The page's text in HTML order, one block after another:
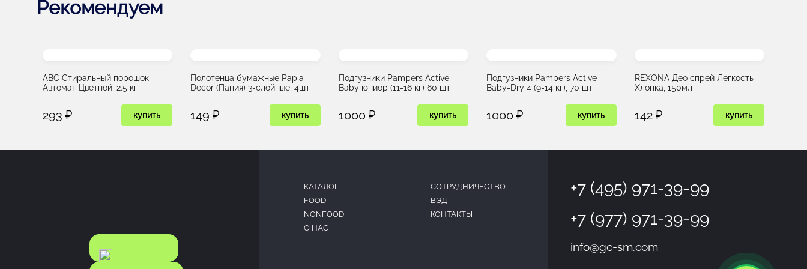
Рекомендуем
ABC Стиральный порошок
Автомат Цветной, 2.5 кг
293 ₽ купить
Полотенца бумажные Papia
Decor (Папия) 3-слойные, 4шт
149 ₽ купить
Подгузники Pampers Active
Baby юниор (11-16 кг) 60 шт
1000 ₽ купить
Подгузники Pampers Active
Baby-Dry 4 (9-14 кг), 70 шт
1000 ₽ купить
REXONA Део спрей Легкость
Хлопка, 150мл
142 ₽ купить
КАТАЛОГ
CОТРУДНИЧЕСТВО
FOOD
ВЭД
NONFOOD
КОНТАКТЫ
О НАС
+7 (495) 971-39-99
+7 (977) 971-39-99
info@gc-sm.com